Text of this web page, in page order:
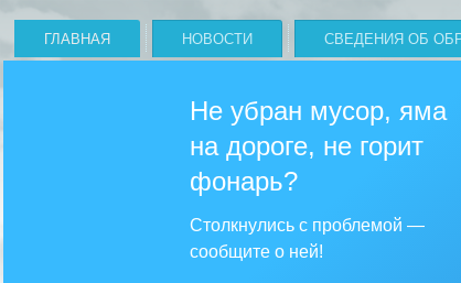
ГЛАВНАЯ НОВОСТИ СВЕДЕНИЯ ОБ
Не убран мусор, яма
на дороге, не горит
фонарь?
Столкнулись с проблемой —
сообщите о ней!